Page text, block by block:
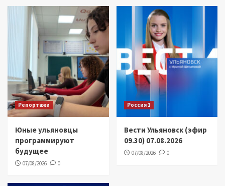
Репортажи
Юные ульяновцы
программируют
будущее
07/08/2026 0
Россия 1
Вести Ульяновск (эфир
09.30) 07.08.2026
07/08/2026 0